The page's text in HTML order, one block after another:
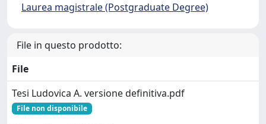
Laurea magistrale (Postgraduate Degree)
File in questo prodotto:
File
Tesi Ludovica A. versione definitiva.pdf
File non disponibile